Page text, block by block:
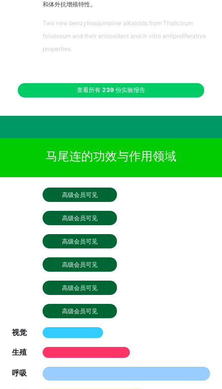
和体外抗增殖特性。
Two new benzylisoquinoline alkaloids from Thalictrum
foliolosum and their antioxidant and in vitro antiproliferative
properties.
查看所有 239 份实验报告
马尾连的功效与作用领域
高级会员可见
高级会员可见
高级会员可见
高级会员可见
高级会员可见
高级会员可见
视觉
生殖
呼吸